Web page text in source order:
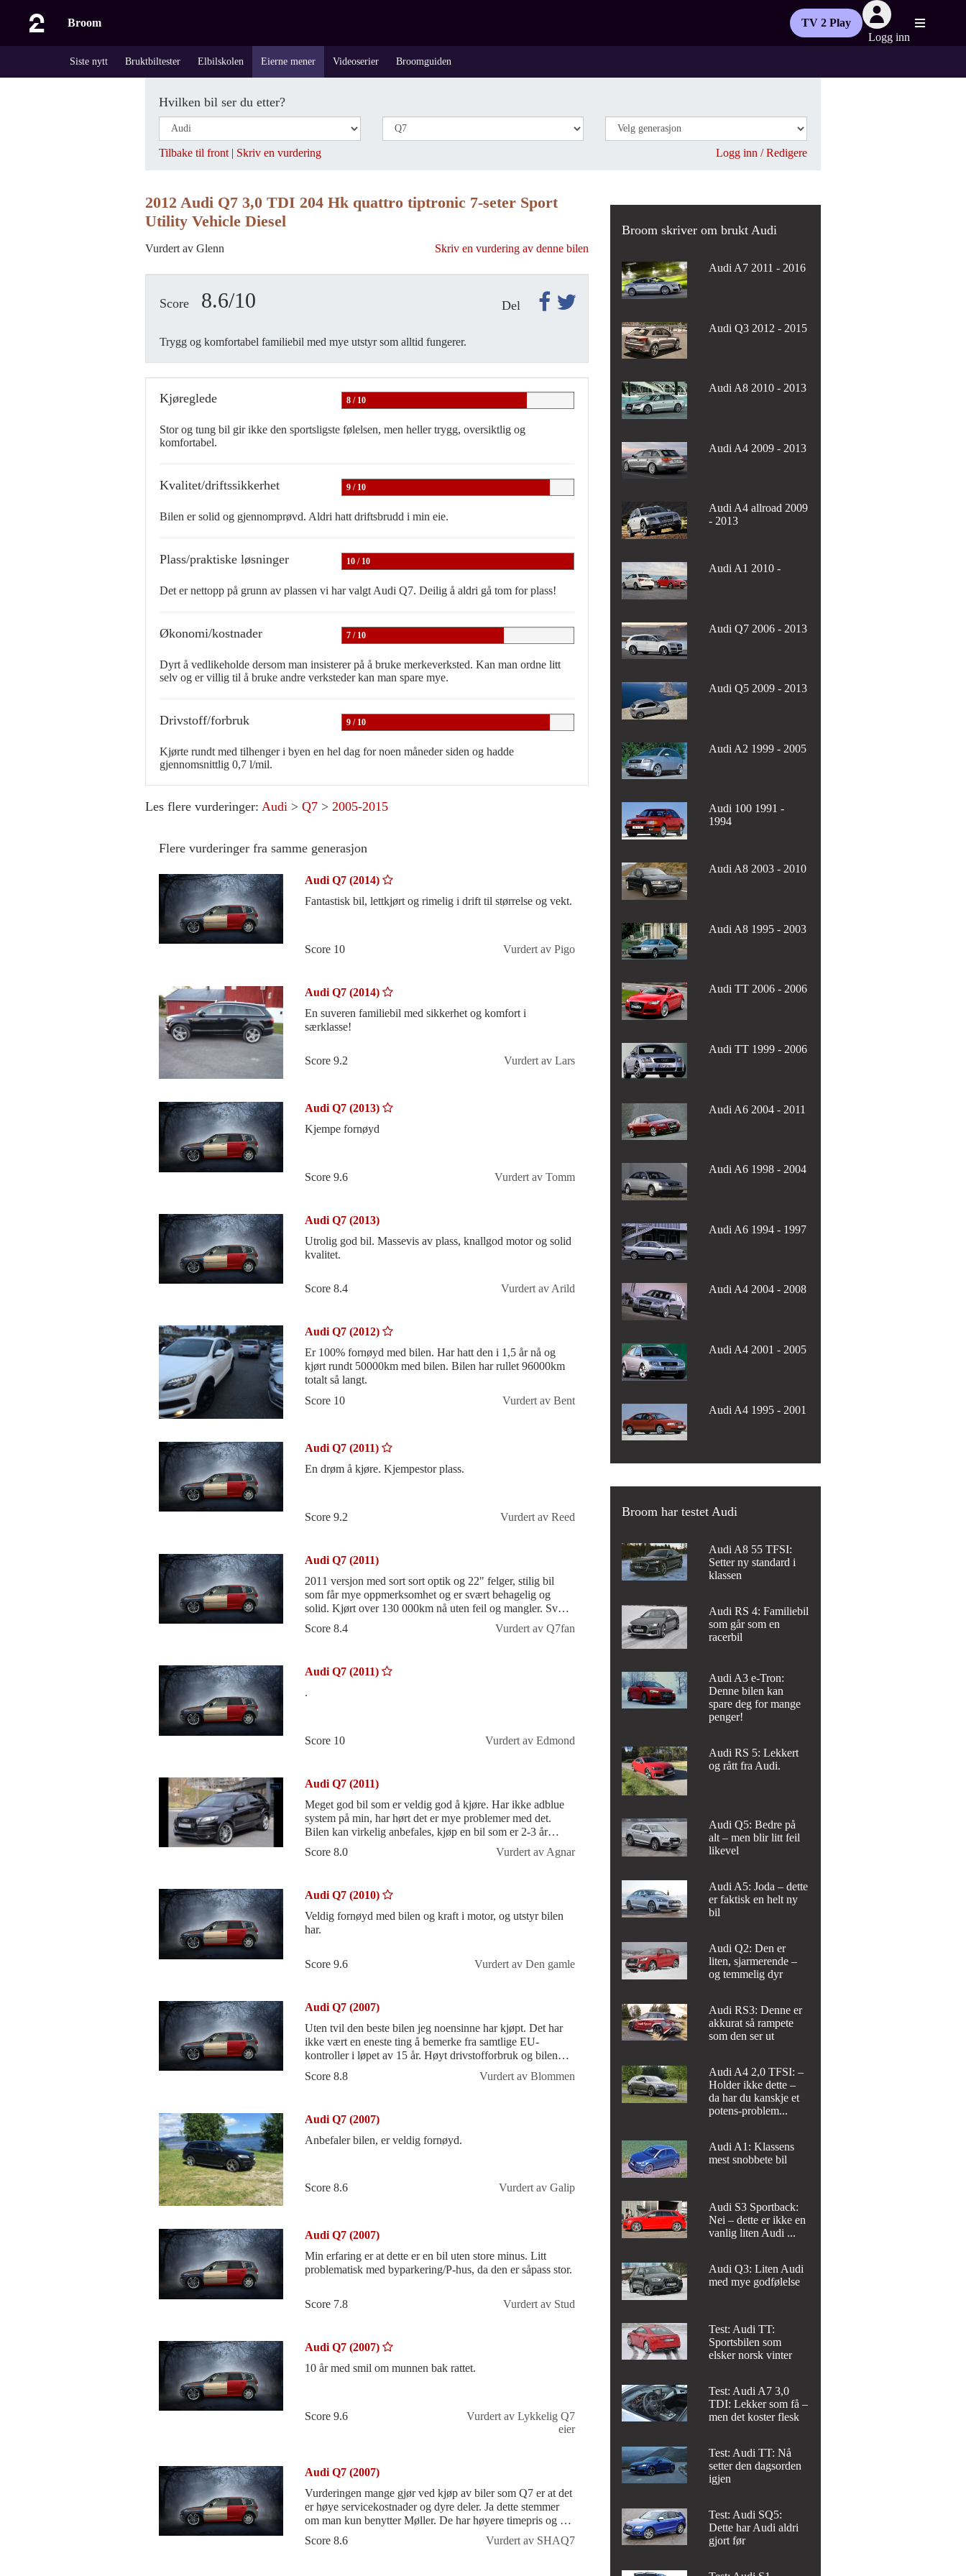
Broom
TV 2 Play
Logg inn
Siste nytt Bruktbiltester Elbilskolen Eierne mener Videoserier Broomguiden
Hvilken bil ser du etter?
Tilbake til front | Skriv en vurdering Logg inn / Redigere
2012 Audi Q7 3,0 TDI 204 Hk quattro tiptronic 7-seter Sport
Utility Vehicle Diesel
Vurdert av Glenn Skriv en vurdering av denne bilen
Score 8.6/10 Del
Trygg og komfortabel familiebil med mye utstyr som alltid fungerer.
Kjøreglede 8 / 10
Stor og tung bil gir ikke den sportsligste følelsen, men heller trygg, oversiktlig og
komfortabel.
Kvalitet/driftssikkerhet 9 / 10
Bilen er solid og gjennomprøvd. Aldri hatt driftsbrudd i min eie.
Plass/praktiske løsninger 10 / 10
Det er nettopp på grunn av plassen vi har valgt Audi Q7. Deilig å aldri gå tom for plass!
Økonomi/kostnader 7 / 10
Dyrt å vedlikeholde dersom man insisterer på å bruke merkeverksted. Kan man ordne litt
selv og er villig til å bruke andre verksteder kan man spare mye.
Drivstoff/forbruk 9 / 10
Kjørte rundt med tilhenger i byen en hel dag for noen måneder siden og hadde
gjennomsnittlig 0,7 l/mil.
Les flere vurderinger: Audi > Q7 > 2005-2015
Flere vurderinger fra samme generasjon
Audi Q7 (2014)
Fantastisk bil, lettkjørt og rimelig i drift til størrelse og vekt.
Score 10 Vurdert av Pigo
Audi Q7 (2014)
En suveren familiebil med sikkerhet og komfort i
særklasse!
Score 9.2 Vurdert av Lars
Audi Q7 (2013)
Kjempe fornøyd
Score 9.6 Vurdert av Tomm
Audi Q7 (2013)
Utrolig god bil. Massevis av plass, knallgod motor og solid
kvalitet.
Score 8.4 Vurdert av Arild
Audi Q7 (2012)
Er 100% fornøyd med bilen. Har hatt den i 1,5 år nå og
kjørt rundt 50000km med bilen. Bilen har rullet 96000km
totalt så langt.
Score 10
Vurdert av Bent
Audi Q7 (2011)
En drøm å kjøre. Kjempestor plass.
Score 9.2 Vurdert av Reed
Audi Q7 (2011)
2011 versjon med sort sort optik og 22" felger, stilig bil
som får mye oppmerksomhet og er svært behagelig og
solid. Kjørt over 130 000km nå uten feil og mangler. Svært
fornøyd med bilen
Score 8.4 Vurdert av Q7fan
Audi Q7 (2011)
.
Score 10 Vurdert av Edmond
Audi Q7 (2011)
Meget god bil som er veldig god å kjøre. Har ikke adblue
system på min, har hørt det er mye problemer med det.
Bilen kan virkelig anbefales, kjøp en bil som er 2-3 år
gammel, da er det værste v
Score 8.0 Vurdert av Agnar
Audi Q7 (2010)
Veldig fornøyd med bilen og kraft i motor, og utstyr bilen
har.
Score 9.6 Vurdert av Den gamle
Audi Q7 (2007)
Uten tvil den beste bilen jeg noensinne har kjøpt. Det har
ikke vært en eneste ting å bemerke fra samtlige EU-
kontroller i løpet av 15 år. Høyt drivstofforbruk og bilen
Score 8.8 Vurdert av Blommen
Audi Q7 (2007)
Anbefaler bilen, er veldig fornøyd.
Score 8.6 Vurdert av Galip
Audi Q7 (2007)
Min erfaring er at dette er en bil uten store minus. Litt
problematisk med byparkering/P-hus, da den er såpass stor.
Score 7.8 Vurdert av Stud
Audi Q7 (2007)
10 år med smil om munnen bak rattet.
Score 9.6
Vurdert av Lykkelig Q7
eier
Audi Q7 (2007)
Vurderingen mange gjør ved kjøp av biler som Q7 er at det
er høye servicekostnader og dyre deler. Ja dette stemmer
om man kun benytter Møller. De har høyere timepris og en
skyhøy margin på del
Score 8.6 Vurdert av SHAQ7
Broom skriver om brukt Audi
Audi A7 2011 - 2016
Audi Q3 2012 - 2015
Audi A8 2010 - 2013
Audi A4 2009 - 2013
Audi A4 allroad 2009
- 2013
Audi A1 2010 -
Audi Q7 2006 - 2013
Audi Q5 2009 - 2013
Audi A2 1999 - 2005
Audi 100 1991 -
1994
Audi A8 2003 - 2010
Audi A8 1995 - 2003
Audi TT 2006 - 2006
Audi TT 1999 - 2006
Audi A6 2004 - 2011
Audi A6 1998 - 2004
Audi A6 1994 - 1997
Audi A4 2004 - 2008
Audi A4 2001 - 2005
Audi A4 1995 - 2001
Broom har testet Audi
Audi A8 55 TFSI:
Setter ny standard i
klassen
Audi RS 4: Familiebil
som går som en
racerbil
Audi A3 e-Tron:
Denne bilen kan
spare deg for mange
penger!
Audi RS 5: Lekkert
og rått fra Audi.
Audi Q5: Bedre på
alt – men blir litt feil
likevel
Audi A5: Joda – dette
er faktisk en helt ny
bil
Audi Q2: Den er
liten, sjarmerende –
og temmelig dyr
Audi RS3: Denne er
akkurat så rampete
som den ser ut
Audi A4 2,0 TFSI: –
Holder ikke dette –
da har du kanskje et
potens-problem...
Audi A1: Klassens
mest snobbete bil
Audi S3 Sportback:
Nei – dette er ikke en
vanlig liten Audi ...
Audi Q3: Liten Audi
med mye godfølelse
Test: Audi TT:
Sportsbilen som
elsker norsk vinter
Test: Audi A7 3,0
TDI: Lekker som få –
men det koster flesk
Test: Audi TT: Nå
setter den dagsorden
igjen
Test: Audi SQ5:
Dette har Audi aldri
gjort før